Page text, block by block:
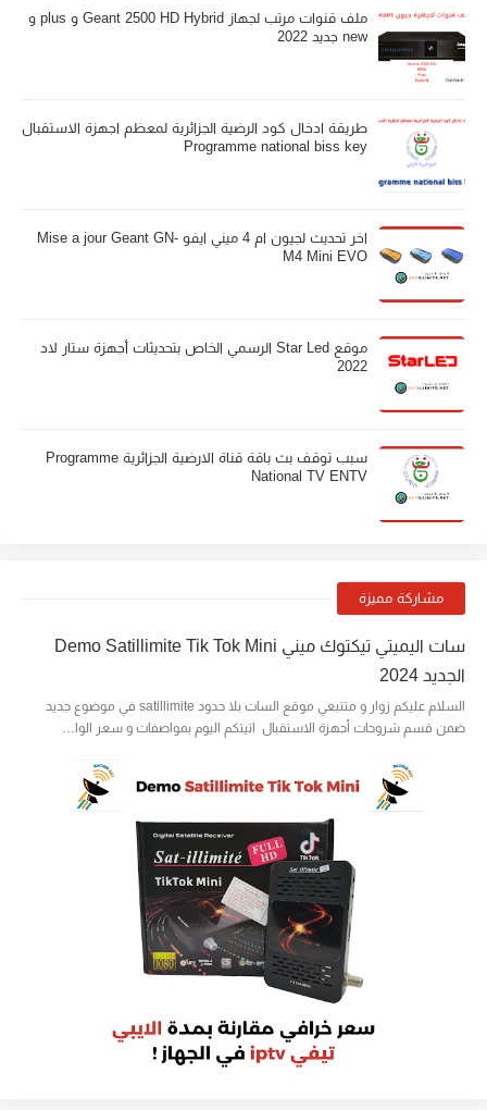
ملف قنوات مرتب لجهاز Geant 2500 HD Hybrid و plus و
new جديد 2022
طريقة ادخال كود الرضية الجزائرية لمعظم اجهزة الاستقبال
Programme national biss key
اخر تحديث لجيون ام 4 ميني ايفو Mise a jour Geant GN-
M4 Mini EVO
موقع Star Led الرسمي الخاص بتحديثات أجهزة ستار لاد
2022
سبب توقف بث باقة قناة الارضية الجزائرية Programme
National TV ENTV
مشاركة مميزة
سات اليميتي تيكتوك ميني Demo Satillimite Tik Tok Mini
الجديد 2024
السلام عليكم زوار و متتبعي موقع السات بلا حدود satillimite في موضوع جديد
ضمن قسم شروحات أجهزة الاستقبال اتيتكم اليوم بمواصفات و سعر الوا…